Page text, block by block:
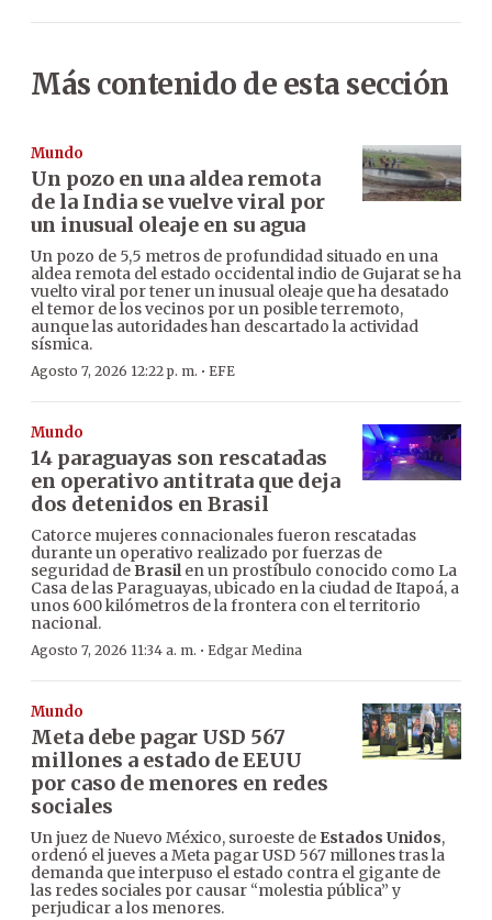
Más contenido de esta sección
Mundo
Un pozo en una aldea remota
de la India se vuelve viral por
un inusual oleaje en su agua
Un pozo de 5,5 metros de profundidad situado en una
aldea remota del estado occidental indio de Gujarat se ha
vuelto viral por tener un inusual oleaje que ha desatado
el temor de los vecinos por un posible terremoto,
aunque las autoridades han descartado la actividad
sísmica.
Agosto 7, 2026 12:22 p. m. · EFE
Mundo
14 paraguayas son rescatadas
en operativo antitrata que deja
dos detenidos en Brasil
Catorce mujeres connacionales fueron rescatadas
durante un operativo realizado por fuerzas de
seguridad de Brasilen un prostíbulo conocido como La
Casa de las Paraguayas, ubicado en la ciudad de Itapoá, a
unos 600 kilómetros de la frontera con el territorio
nacional.
Agosto 7, 2026 11:34 a. m. · Edgar Medina
Mundo
Meta debe pagar USD 567
millones a estado de EEUU
por caso de menores en redes
sociales
Un juez de Nuevo México, suroeste de Estados Unidos,
ordenó el jueves a Meta pagar USD 567 millones tras la
demanda que interpuso el estado contra el gigante de
las redes sociales por causar “molestia pública” y
perjudicar a los menores.